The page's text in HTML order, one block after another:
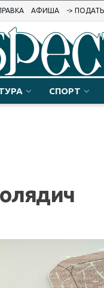
АФИША ->
СПОРТ